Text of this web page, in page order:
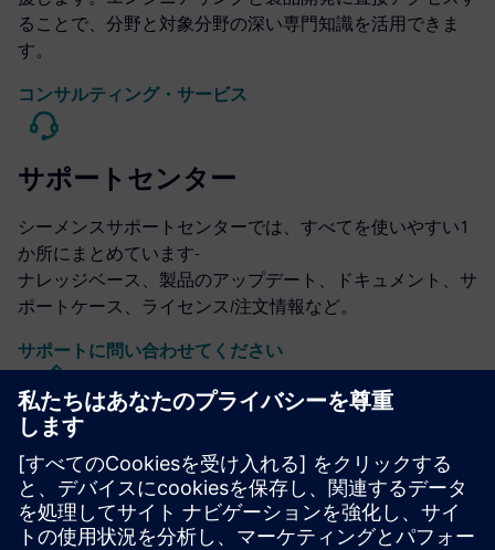
ることで、分野と対象分野の深い専門知識を活用できま
す。
コンサルティング・サービス
サポートセンター
シーメンスサポートセンターでは、すべてを使いやすい1
か所にまとめています-
ナレッジベース、製品のアップデート、ドキュメント、サ
ポートケース、ライセンス/注文情報など。
サポートに問い合わせてください
キャリバーICの設計と製造
Calibreツールスイートは、リソースの使用量とテープアウ
トスケジュールを最小限に抑えながら、すべてのプロセス
ノードと設計スタイルにわたって正確で効率的かつ包括的